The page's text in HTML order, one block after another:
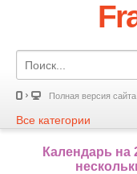
Полная версия сайта
Все категории
Календарь на 2011 год